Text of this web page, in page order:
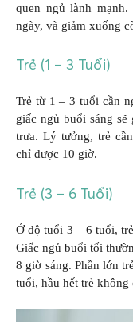
quen ngủ lành
ngày, và giảm xuống
Trẻ (1 – 3 Tuổi)
Trẻ từ 1 – 3 tuổi cần
giấc ngủ buổi sáng
trưa. Lý tưởng, trẻ
chỉ được 10 giờ.
Trẻ (3 – 6 Tuổi)
Ở độ tuổi 3 – 6 tuổi,
Giấc ngủ buổi tối
8 giờ sáng. Phần lớn
tuổi, hầu hết trẻ không